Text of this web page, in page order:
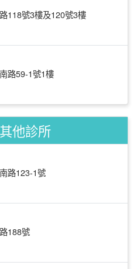
118號3樓及120號3樓
路59-1號1樓
他診所
路123-1號
188號